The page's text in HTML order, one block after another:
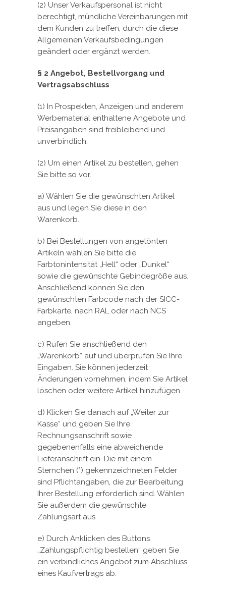
(2) Unser Verkaufspersonal ist nicht
berechtigt, mündliche Vereinbarungen mit
dem Kunden zu treffen, durch die diese
Allgemeinen Verkaufsbedingungen
geändert oder ergänzt werden.
§ 2 Angebot, Bestellvorgang und
Vertragsabschluss
(1) In Prospekten, Anzeigen und anderem
Werbematerial enthaltene Angebote und
Preisangaben sind freibleibend und
unverbindlich.
(2) Um einen Artikel zu bestellen, gehen
Sie bitte so vor.
a) Wählen Sie die gewünschten Artikel
aus und legen Sie diese in den
Warenkorb.
b) Bei Bestellungen von angetönten
Artikeln wählen Sie bitte die
Farbtonintensität „Hell“ oder „Dunkel“
sowie die gewünschte Gebindegröße aus.
Anschließend können Sie den
gewünschten Farbcode nach der SICC-
Farbkarte, nach RAL oder nach NCS
angeben.
c) Rufen Sie anschließend den
„Warenkorb“ auf und überprüfen Sie Ihre
Eingaben. Sie können jederzeit
Änderungen vornehmen, indem Sie Artikel
löschen oder weitere Artikel hinzufügen.
d) Klicken Sie danach auf „Weiter zur
Kasse“ und geben Sie Ihre
Rechnungsanschrift sowie
gegebenenfalls eine abweichende
Lieferanschrift ein. Die mit einem
Sternchen (*) gekennzeichneten Felder
sind Pflichtangaben, die zur Bearbeitung
Ihrer Bestellung erforderlich sind. Wählen
Sie außerdem die gewünschte
Zahlungsart aus.
e) Durch Anklicken des Buttons
„Zahlungspflichtig bestellen“ geben Sie
ein verbindliches Angebot zum Abschluss
eines Kaufvertrags ab.